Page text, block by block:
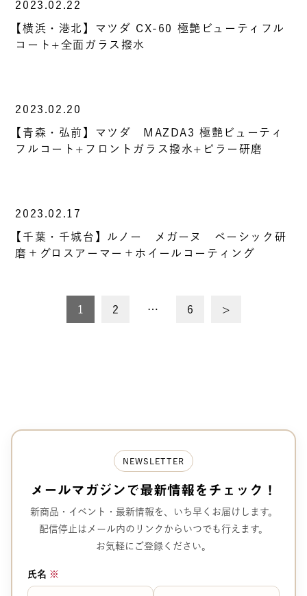
2023.02.22
【横浜・港北】マツダ CX-60 極艶ビューティフル
コート+全面ガラス撥水
2023.02.20
【青森・弘前】マツダ MAZDA3 極艶ビューティ
フルコート+フロントガラス撥水+ピラー研磨
2023.02.17
【千葉・千城台】ルノー メガーヌ ベーシック研
磨＋グロスアーマー＋ホイールコーティング
ジ
1 2 … 6 >
NEWSLETTER
メールマガジンで最新情報をチェック！
新商品・イベント・最新情報を、
いち早くお届けします。
配信停止はメール内のリンクから いつでも行えます。
お気軽にご登録ください。
氏名 ※